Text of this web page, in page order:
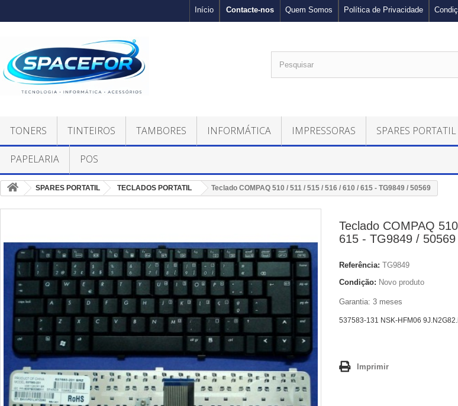
Política de Privacidade
Quem Somos
Contacte-nos
Início
TONERS TINTEIROS TAMBORES INFORMÁTICA IMPRESSORAS SPARES PORTATIL
PAPELARIA POS
SPARES PORTATIL TECLADOS PORTATIL Teclado COMPAQ 510 / 511 / 515 / 516 / 610 / 615 - TG9849 / 50569
Teclado COMPAQ
615 - TG9849 / 50569
Referência: TG9849
Condição: Novo produto
Garantia: 3 meses
537583-131 NSK-HFM06
Imprimir